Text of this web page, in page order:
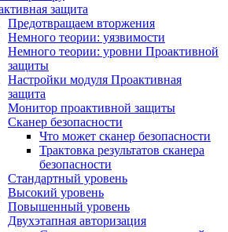
защита
Предотвращаем вторжения
Немного теории: уязвимости
Немного теории: уровни Проактивной
защиты
Настройки модуля Проактивная
защита
Монитор проактивной защиты
Сканер безопасности
Что может сканер безопасности
Трактовка результатов сканера
безопасности
Стандартный уровень
Высокий уровень
Повышенный уровень
Двухэтапная авторизация